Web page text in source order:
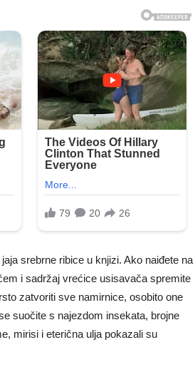
srebrne ribice u knjizi. Ako naiđete na
i sadržaj vrećice usisavača spremite
zatvoriti sve namirnice, osobito one
suočite s najezdom insekata, brojne
mirisi i eterična ulja pokazali su